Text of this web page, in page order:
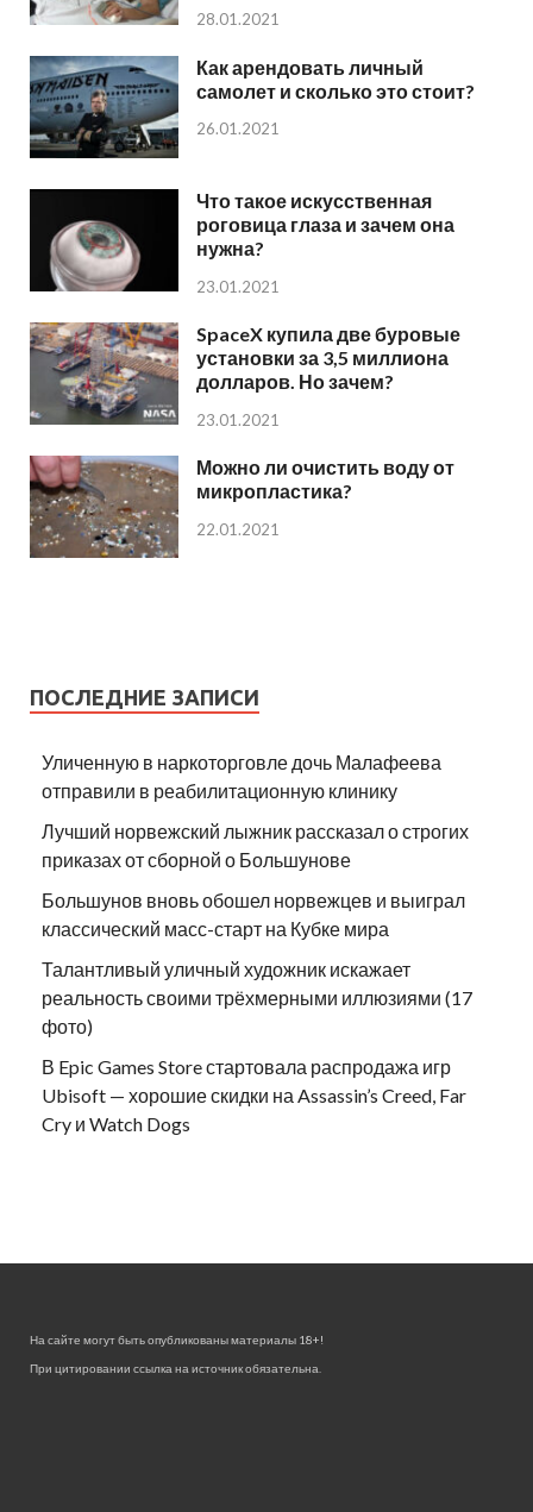
28.01.2021
Как арендовать личный
самолет и сколько это стоит?
26.01.2021
Что такое искусственная
роговица глаза и зачем она
нужна?
23.01.2021
SpaceX купила две буровые
установки за 3,5 миллиона
долларов. Но зачем?
23.01.2021
Можно ли очистить воду от
микропластика?
22.01.2021
ПОСЛЕДНИЕ ЗАПИСИ
Уличенную в наркоторговле дочь Малафеева
отправили в реабилитационную клинику
Лучший норвежский лыжник рассказал о строгих
приказах от сборной о Большунове
Большунов вновь обошел норвежцев и выиграл
классический масс-старт на Кубке мира
Талантливый уличный художник искажает
реальность своими трёхмерными иллюзиями (17
фото)
В Epic Games Store стартовала распродажа игр
Ubisoft — хорошие скидки на Assassin’s Creed, Far
Cry и Watch Dogs
На сайте могут быть опубликованы материалы 18+!
При цитировании ссылка на источник обязательна.